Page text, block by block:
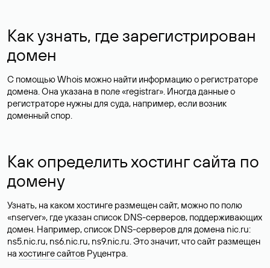
Как узнать, где зарегистрирован
домен
С помощью Whois можно найти информацию о регистраторе
домена. Она указана в поле «registrar». Иногда данные о
регистраторе нужны для суда, например, если возник
доменный спор.
Как определить хостинг сайта по
домену
Узнать, на каком хостинге размещен сайт, можно по полю
«nserver», где указан список DNS-серверов, поддерживающих
домен. Например, список DNS-серверов для домена nic.ru:
ns5.nic.ru, ns6.nic.ru, ns9.nic.ru. Это значит, что сайт размещен
на хостинге сайтов Руцентра.